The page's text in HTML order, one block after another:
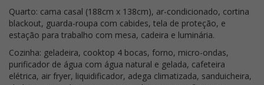
Quarto: cama casal (188cm x 138cm), ar-condicionado, cortina
blackout, guarda-roupa com cabides, tela de proteção, e
estação para trabalho com mesa, cadeira e luminária.
Cozinha: geladeira, cooktop 4 bocas, forno, micro-ondas,
purificador de água com água natural e gelada, cafeteira
elétrica, air fryer, liquidificador, adega climatizada, sanduicheira,